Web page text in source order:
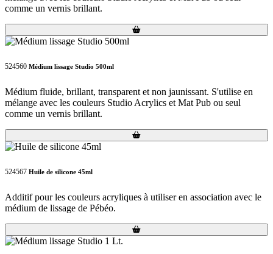
comme un vernis brillant.
Loading...
Loading...
524560 Médium lissage Studio 500ml
Médium fluide, brillant, transparent et non jaunissant. S'utilise en
mélange avec les couleurs Studio Acrylics et Mat Pub ou seul
comme un vernis brillant.
Loading...
Loading...
524567 Huile de silicone 45ml
Additif pour les couleurs acryliques à utiliser en association avec le
médium de lissage de Pébéo.
Loading...
Loading...